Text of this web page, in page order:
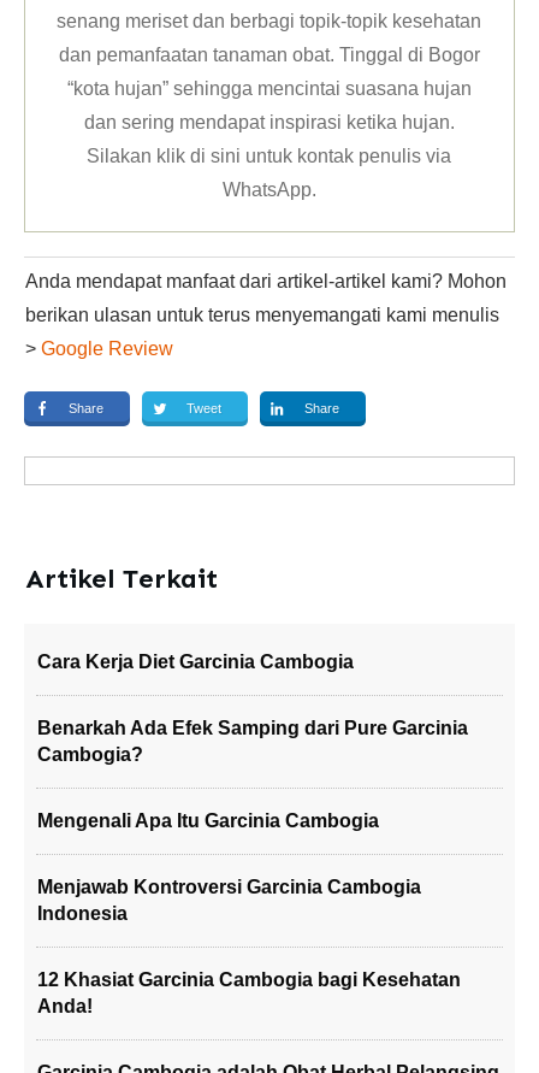
senang meriset dan berbagi topik-topik kesehatan
dan pemanfaatan tanaman obat. Tinggal di Bogor
“kota hujan” sehingga mencintai suasana hujan
dan sering mendapat inspirasi ketika hujan.
Silakan klikdi sini untuk kontak penulis via
WhatsApp.
Anda mendapat manfaat dari artikel-artikel kami? Mohon
berikan ulasan untuk terus menyemangati kami menulis
> Google Review
Share Tweet Share
Artikel Terkait
Cara Kerja Diet Garcinia Cambogia
Benarkah Ada Efek Samping dari Pure Garcinia
Cambogia?
Mengenali Apa Itu Garcinia Cambogia
Menjawab Kontroversi Garcinia Cambogia
Indonesia
12 Khasiat Garcinia Cambogia bagi Kesehatan
Anda!